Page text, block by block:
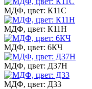
МДФ, цвет: К11С
МДФ, цвет: К11Н
МДФ, цвет: 6КЧ
МДФ, цвет: Д37Н
МДФ, цвет: Д33